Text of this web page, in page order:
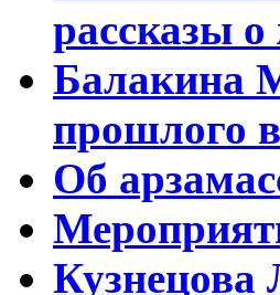
рассказы
Балакина
прошлого
Об
Кузнецова